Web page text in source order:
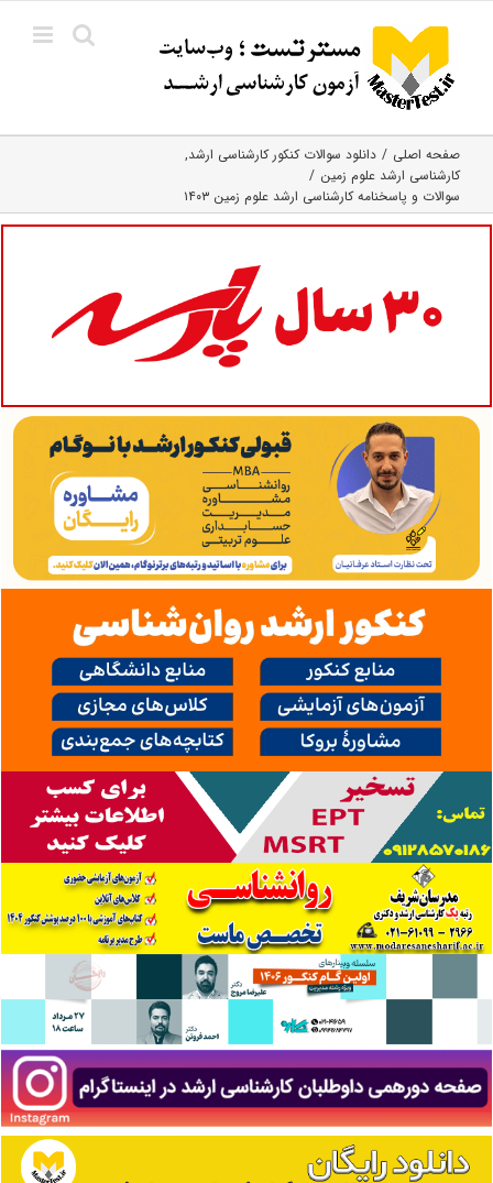
content
صفحه اصلی
دانلود سوالات کنکور کارشناسی ارشد
کارشناسی ارشد علوم زمین
سوالات و پاسخنامه کارشناسی ارشد علوم زمین ۱۴۰۳